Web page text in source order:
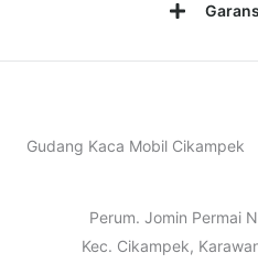
Gudang Kaca Mobil Cikampek
Perum. Jomin Permai
Kec. Cikampek,